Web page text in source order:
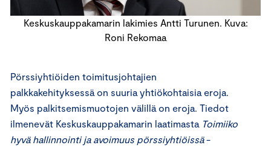
Keskuskauppakamarin lakimies Antti Turunen. Kuva:
Roni Rekomaa
Pörssiyhtiöiden toimitusjohtajien
palkkakehityksessä on suuria yhtiökohtaisia eroja.
Myös palkitsemismuotojen välillä on eroja. Tiedot
ilmenevät Keskuskauppakamarin laatimasta Toimiiko
hyvä hallinnointi ja avoimuus pörssiyhtiöissä-